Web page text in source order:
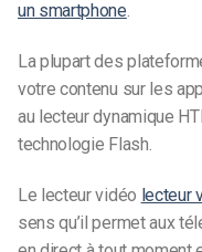
un smartphone.
La plupart des
votre contenu sur les
au lecteur dynamique
technologie Flash.
Le lecteur vidéo lecteur
sens qu’il permet aux